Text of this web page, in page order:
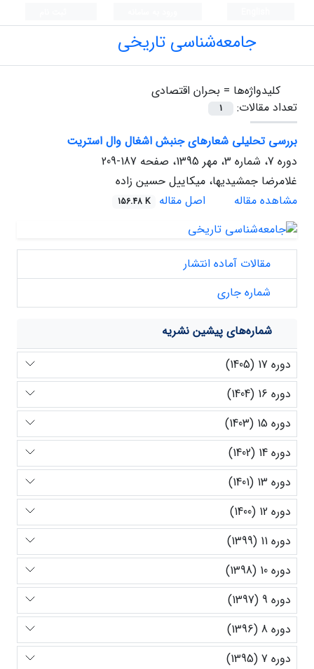
جامعه‌شناسی تاریخی
کلیدواژه‌ها = بحران اقتصادی
تعداد مقالات:
1
بررسی تحلیلی شعارهای جنبش اشغال وال استریت
دوره 7، شماره 3، مهر 1395، صفحه
187-209
غلامرضا جمشیدیها، میکاییل حسین زاده
مشاهده مقاله
اصل مقاله 156.48 K
مقالات آماده انتشار
شماره جاری
شماره‌های پیشین نشریه
دوره 17 (1405)
دوره 16 (1404)
دوره 15 (1403)
دوره 14 (1402)
دوره 13 (1401)
دوره 12 (1400)
دوره 11 (1399)
دوره 10 (1398)
دوره 9 (1397)
دوره 8 (1396)
دوره 7 (1395)